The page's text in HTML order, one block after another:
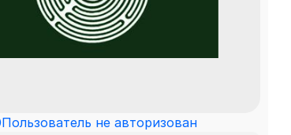
Пользователь не авторизован